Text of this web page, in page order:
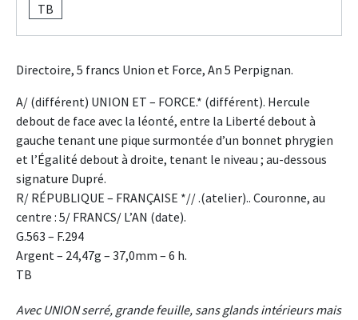
TB
Directoire, 5 francs Union et Force, An 5 Perpignan.
A/ (différent) UNION ET – FORCE.* (différent). Hercule
debout de face avec la léonté, entre la Liberté debout à
gauche tenant une pique surmontée d’un bonnet phrygien
et l’Égalité debout à droite, tenant le niveau ; au-dessous
signature Dupré.
R/ RÉPUBLIQUE – FRANÇAISE *// .(atelier).. Couronne, au
centre : 5/ FRANCS/ L’AN (date).
G.563 – F.294
Argent – 24,47g – 37,0mm – 6 h.
TB
Avec UNION serré, grande feuille, sans glands intérieurs mais